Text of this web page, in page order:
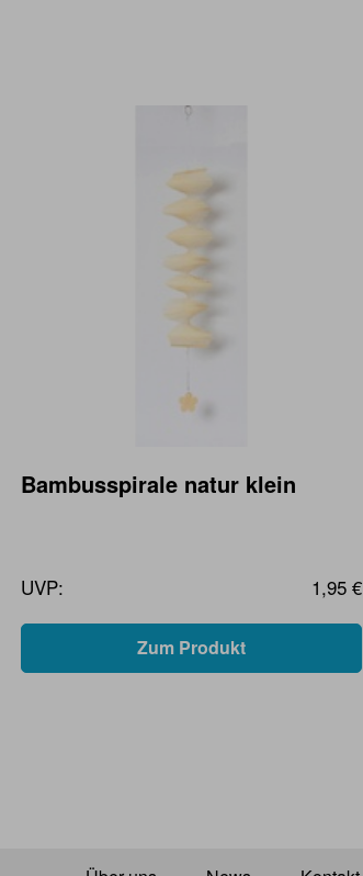
Bambusspirale natur klein
UVP: 1,95 €
Zum Produkt